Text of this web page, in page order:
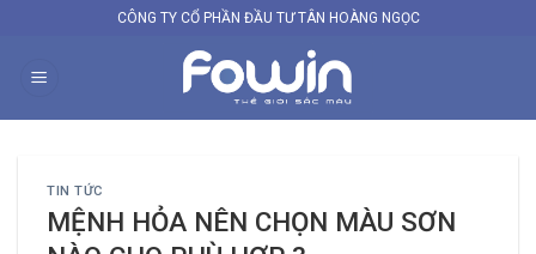
content
CÔNG TY CỔ PHẦN ĐẦU TƯ TÂN HOÀNG NGỌC
TIN TỨC
MỆNH HỎA NÊN CHỌN MÀU SƠN